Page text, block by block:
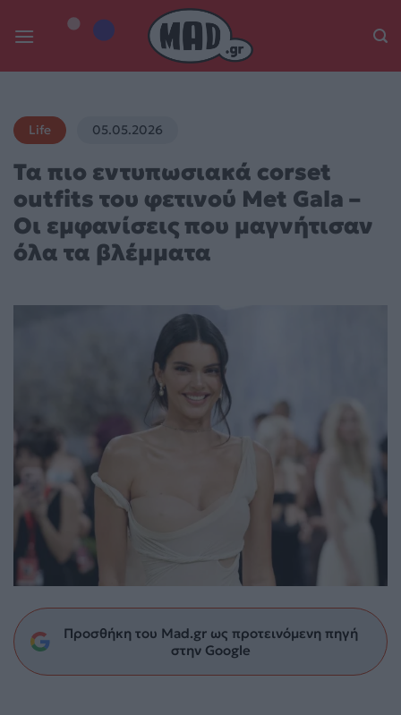
Life 05.05.2026
Τα πιο εντυπωσιακά corset
outfits του φετινού Met Gala –
Οι εμφανίσεις που μαγνήτισαν
όλα τα βλέμματα
Προσθήκη του Mad.gr ως προτεινόμενη πηγή
στην Google